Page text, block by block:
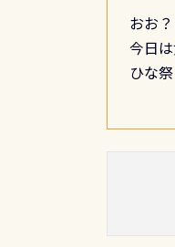
おお？
今日
ひな